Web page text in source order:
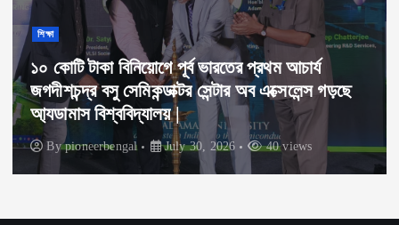
শিক্ষা
১০ কোটি টাকা বিনিয়োগে পূর্ব ভারতের প্রথম আচার্য
জগদীশচন্দ্র বসু সেমিকন্ডাক্টর সেন্টার অব এক্সেলেন্স গড়ছে
আ্যডামাস বিশ্ববিদ্যালয় |
Bypioneerbengal July 30, 2026 40 views